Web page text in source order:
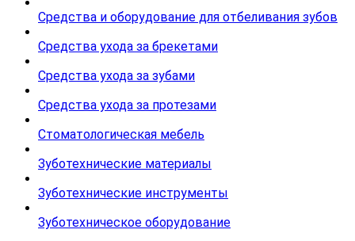
Средства и оборудование для отбеливания зубов
Средства ухода за брекетами
Средства ухода за зубами
Средства ухода за протезами
Стоматологическая мебель
Зуботехнические материалы
Зуботехнические инструменты
Зуботехническое оборудование